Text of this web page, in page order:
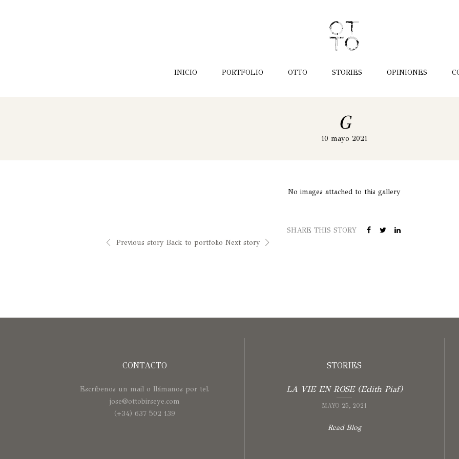
INICIO PORTFOLIO OTTO STORIES OPINIONES
G
10 mayo 2021
No images attached to this gallery
SHARE THIS STORY
Previous story Back to portfolio Next story
CONTACTO
Escríbenos un mail o llámanos por tel.
jose@ottobirseye.com
(+34) 637 502 139
STORIES
LA VIE EN ROSE (Edith Piaf)
MAYO 25, 2021
Read Blog